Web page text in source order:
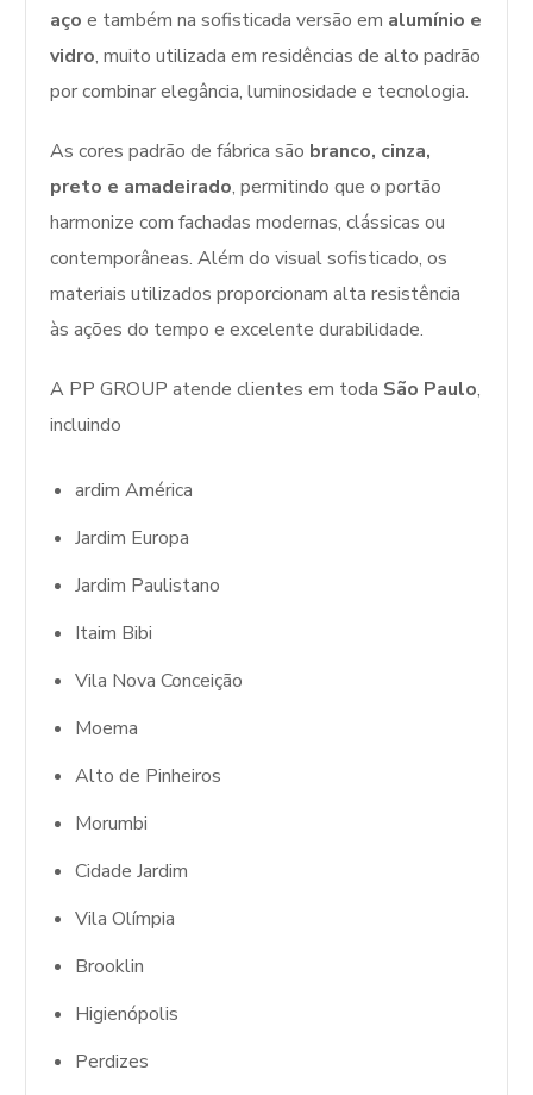
aço e também na sofisticada versão em alumínio e
vidro, muito utilizada em residências de alto padrão
por combinar elegância, luminosidade e tecnologia.
As cores padrão de fábrica são branco, cinza,
preto e amadeirado, permitindo que o portão
harmonize com fachadas modernas, clássicas ou
contemporâneas. Além do visual sofisticado, os
materiais utilizados proporcionam alta resistência
às ações do tempo e excelente durabilidade.
A PP GROUP atende clientes em toda São Paulo,
incluindo
ardim América
Jardim Europa
Jardim Paulistano
Itaim Bibi
Vila Nova Conceição
Moema
Alto de Pinheiros
Morumbi
Cidade Jardim
Vila Olímpia
Brooklin
Higienópolis
Perdizes